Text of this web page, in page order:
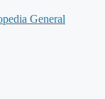
General